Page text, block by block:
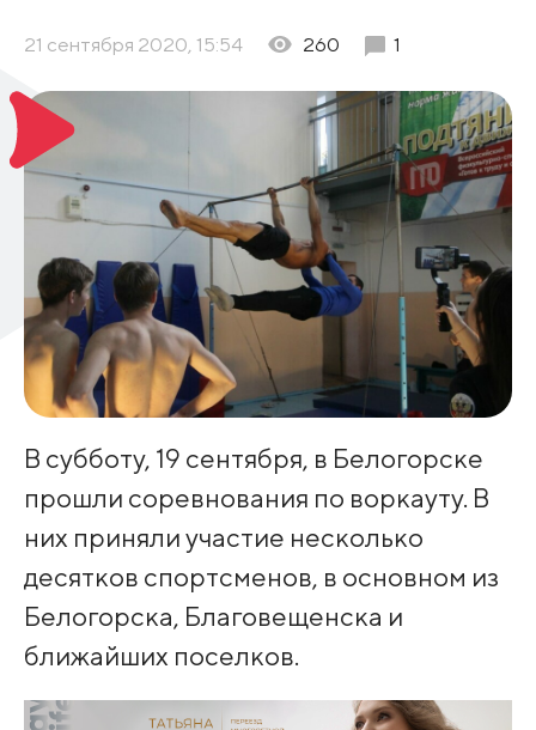
21 сентября 2020, 15:54 260 1
В субботу, 19 сентября, в Белогорске
прошли соревнования по воркауту. В
них приняли участие несколько
десятков спортсменов, в основном из
Белогорска, Благовещенска и
ближайших поселков.